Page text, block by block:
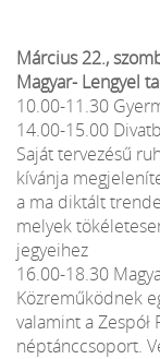
Március 22.,
Magyar- Lengyel
10.00-11.30
14.00-15.00
Saját tervezésű
kívánja
a ma diktált
melyek
jegyeihez
16.00-18.30
Közreműködnek
valamint a Zespół
néptánccsoport.